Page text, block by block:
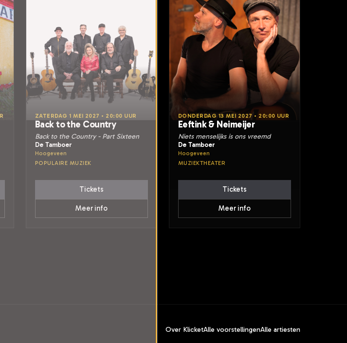
ZATERDAG 1 MEI 2027 • 20:00 UUR
Back to the Country
Back to the Country - Part Sixteen
De Tamboer
Hoogeveen
POPULAIRE MUZIEK
Tickets
Meer info
DONDERDAG 13 MEI 2027 • 20:00 UUR
Eeftink & Neimeijer
Niets menselijks is ons vreemd
De Tamboer
Hoogeveen
MUZIEKTHEATER
Tickets
Meer info
Over KlicketAlle voorstellingenAlle artiesten